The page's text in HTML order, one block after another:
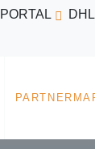
DHL